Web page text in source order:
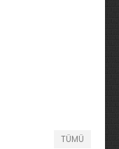
TÜMÜ